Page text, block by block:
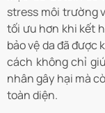
stress môi trường
tối ưu hơn khi kết
bảo vệ da đã được
cách không chỉ
nhân gây hại mà
toàn diện.